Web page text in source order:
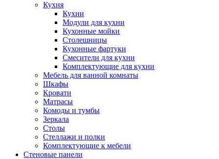
Кухня
Кухни
Модули для кухни
Кухонные мойки
Столешницы
Кухонные фартуки
Смесители для кухни
Комплектующие для кухни
Мебель для ванной комнаты
Шкафы
Кровати
Матрасы
Комоды и тумбы
Зеркала
Столы
Стеллажи и полки
Комплектующие к мебели
Стеновые панели